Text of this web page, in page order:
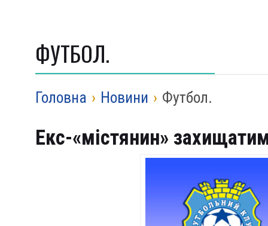
ФУТБОЛ.
Головна › Новини › Футбол.
Екс-«містянин»